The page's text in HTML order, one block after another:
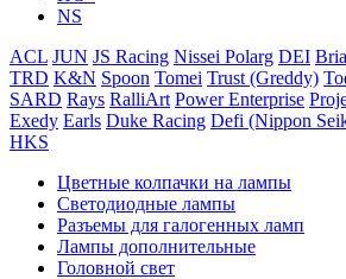
NS
ACL JUN JS Racing Nissei Polarg DEI
TRD K&N Spoon Tomei Trust (Greddy)
SARD Rays RalliArt Power Enterprise
Exedy Earls Duke Racing Defi (Nippon
HKS
Цветные колпачки на лампы
Светодиодные лампы
Разъемы для галогенных ламп
Лампы дополнительные
Головной свет